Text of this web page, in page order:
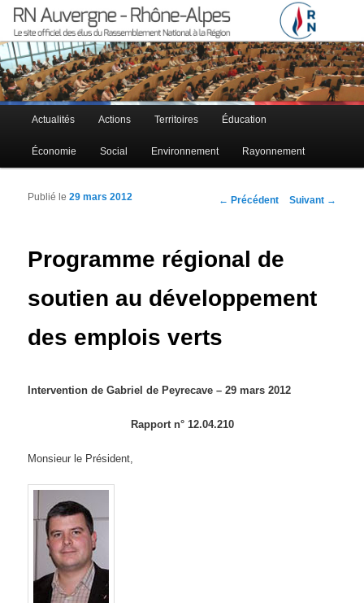
RN Auvergne – Rhône-Alpes
Le site officiel des élus RN à la région Auvergne – Rhône-Alpes
Menu principal
Aller au contenu principal
Aller au contenu secondaire
Actualités Actions Territoires Éducation
Économie Social Environnement Rayonnement
Navigation des articles
← Précédent Suivant →
Programme régional de
soutien au développement
des emplois verts
Publié le29 mars 2012
Intervention de Gabriel de Peyrecave – 29 mars 2012
Rapport n° 12.04.210
Monsieur le Président,